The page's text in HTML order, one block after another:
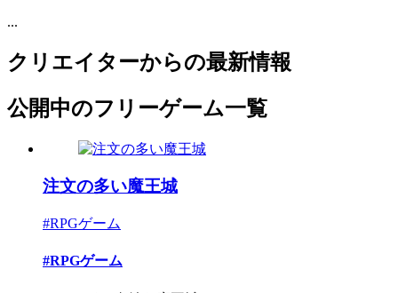
...
クリエイターからの最新情報
公開中のフリーゲーム一覧
注文の多い魔王城
#RPGゲーム
#RPGゲーム